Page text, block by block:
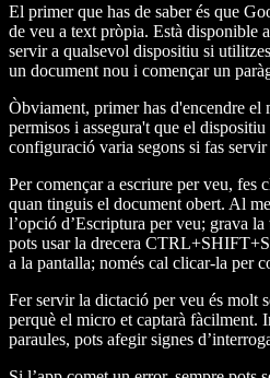
El primer que has de saber és que
de veu a text pròpia. Està disponible a
servir a qualsevol dispositiu si
un document nou i començar un
Òbviament, primer has d'encendre el
permisos i assegura't que el
configuració varia segons si fas servir
Per començar a escriure per veu, fes
quan tinguis el document obert. Al
l’opció d’Escriptura per veu; grava la
pots usar la drecera
a la pantalla; només cal clicar-la per
Fer servir la dictació per veu és molt
perquè el micro et captarà fàcilment.
paraules, pots afegir signes